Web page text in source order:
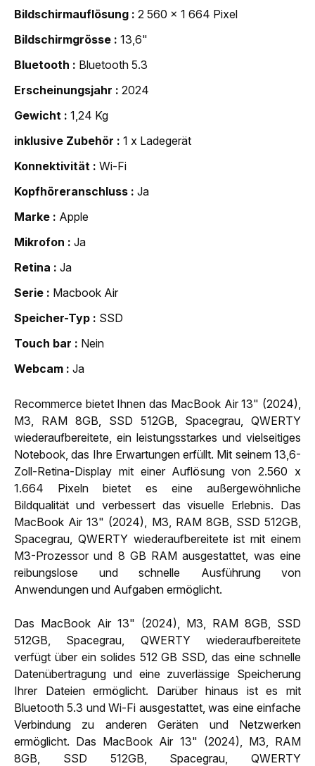
Bildschirmauflösung
2 560 x 1 664 Pixel
Bildschirmgrösse
13,6"
Bluetooth
Bluetooth 5.3
Erscheinungsjahr
2024
Gewicht
1,24 Kg
inklusive Zubehör
1 x Ladegerät
Konnektivität
Wi-Fi
Kopfhöreranschluss
Ja
Marke
Apple
Mikrofon
Ja
Retina
Ja
Serie
Macbook Air
Speicher-Typ
SSD
Touch bar
Nein
Webcam
Ja
Recommerce bietet Ihnen das MacBook Air 13" (2024),
M3, RAM 8GB, SSD 512GB, Spacegrau, QWERTY
wiederaufbereitete, ein leistungsstarkes und vielseitiges
Notebook, das Ihre Erwartungen erfüllt. Mit seinem 13,6-
Zoll-Retina-Display mit einer Auflösung von 2.560 x
1.664 Pixeln bietet es eine außergewöhnliche
Bildqualität und verbessert das visuelle Erlebnis. Das
MacBook Air 13" (2024), M3, RAM 8GB, SSD 512GB,
Spacegrau, QWERTY wiederaufbereitete ist mit einem
M3-Prozessor und 8 GB RAM ausgestattet, was eine
reibungslose und schnelle Ausführung von
Anwendungen und Aufgaben ermöglicht.
Das MacBook Air 13" (2024), M3, RAM 8GB, SSD
512GB, Spacegrau, QWERTY wiederaufbereitete
verfügt über ein solides 512 GB SSD, das eine schnelle
Datenübertragung und eine zuverlässige Speicherung
Ihrer Dateien ermöglicht. Darüber hinaus ist es mit
Bluetooth 5.3 und Wi-Fi ausgestattet, was eine einfache
Verbindung zu anderen Geräten und Netzwerken
ermöglicht. Das MacBook Air 13" (2024), M3, RAM
8GB, SSD 512GB, Spacegrau, QWERTY